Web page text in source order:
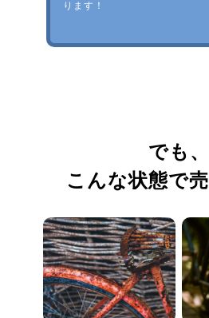
ります！
でも、
こんな状態で